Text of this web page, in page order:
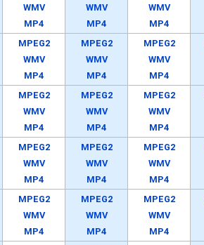
WMV
MP4
WMV
MP4
WMV
MP4
MPEG2
WMV
MP4
MPEG2
WMV
MP4
MPEG2
WMV
MP4
MPEG2
WMV
MP4
MPEG2
WMV
MP4
MPEG2
WMV
MP4
MPEG2
WMV
MP4
MPEG2
WMV
MP4
MPEG2
WMV
MP4
MPEG2
WMV
MP4
MPEG2
WMV
MP4
MPEG2
WMV
MP4